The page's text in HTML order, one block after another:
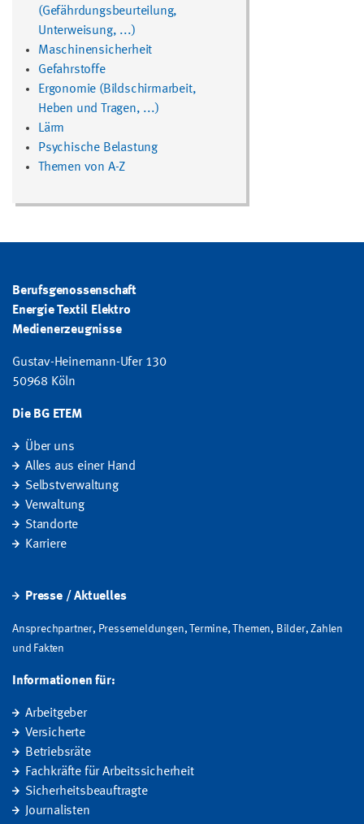
(Gefährdungsbeurteilung,
Unterweisung, ...)
Maschinensicherheit
Gefahrstoffe
Ergonomie (Bildschirmarbeit,
Heben und Tragen, ...)
Lärm
Psychische Belastung
Themen von A-Z
Berufsgenossenschaft
Energie Textil Elektro
Medienerzeugnisse
Gustav-Heinemann-Ufer 130
50968 Köln
Die BG ETEM
Über uns
Alles aus einer Hand
Selbstverwaltung
Verwaltung
Standorte
Karriere
Presse / Aktuelles
Ansprechpartner, Pressemeldungen, Termine, Themen, Bilder, Zahlen
und Fakten
Informationen für:
Arbeitgeber
Versicherte
Betriebsräte
Fachkräfte für Arbeitssicherheit
Sicherheitsbeauftragte
Journalisten